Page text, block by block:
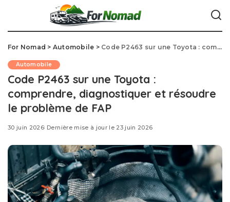
For Nomad > Automobile > Code P2463 sur une Toyota : comprendre, diagnostiquer et résoudre le problème de FAP
Automobile
Code P2463 sur une Toyota :
comprendre, diagnostiquer et résoudre
le problème de FAP
30 juin 2026 Dernière mise à jour le 23 juin 2026